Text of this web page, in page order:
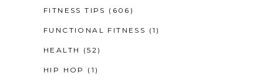
FITNESS TIPS (606)
FUNCTIONAL FITNESS (1)
HEALTH (52)
HIP HOP (1)